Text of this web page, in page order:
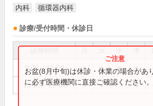
内科 循環器内科
診療/受付時間・休診日
9:00～12:00 ● ● ● ●
13:15～19:00 ● ● ●
お盆(8月中旬)は休診・休業の場合があ
に必ず医療機関に直接ご確認ください。